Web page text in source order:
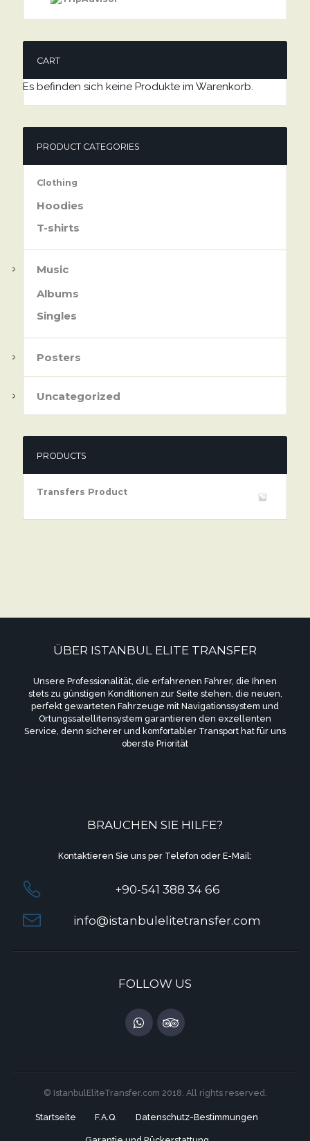
CART
Es befinden sich keine Produkte im Warenkorb.
PRODUCT CATEGORIES
Clothing
Hoodies
T-shirts
Music
Albums
Singles
Posters
Uncategorized
PRODUCTS
Transfers Product
ÜBER ISTANBUL ELITE TRANSFER
Unsere Professionalität, die erfahrenen Fahrer, die Ihnen
stets zu günstigen Konditionen zur Seite stehen, die neuen,
perfekt gewarteten Fahrzeuge mit Navigationssystem und
Ortungssatellitensystem garantieren den exzellenten
Service, denn sicherer und komfortabler Transport hat für uns
oberste Priorität
BRAUCHEN SIE HILFE?
Kontaktieren Sie uns per Telefon oder E-Mail:
+90-541 388 34 66
info@istanbulelitetransfer.com
FOLLOW US
© IstanbulEliteTransfer.com 2018. All rights reserved.
Startseite F.A.Q. Datenschutz-Bestimmungen